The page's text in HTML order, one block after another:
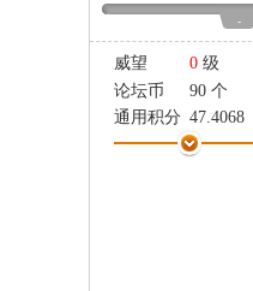
-
威望 0 级
论坛币
90 个
通用积分 47.4068
学术水平
289 点